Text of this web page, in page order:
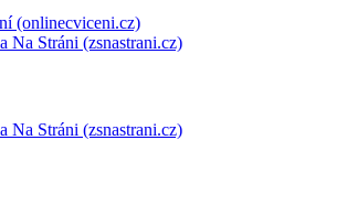
(onlinecviceni.cz)
Na Stráni (zsnastrani.cz)
Na Stráni (zsnastrani.cz)